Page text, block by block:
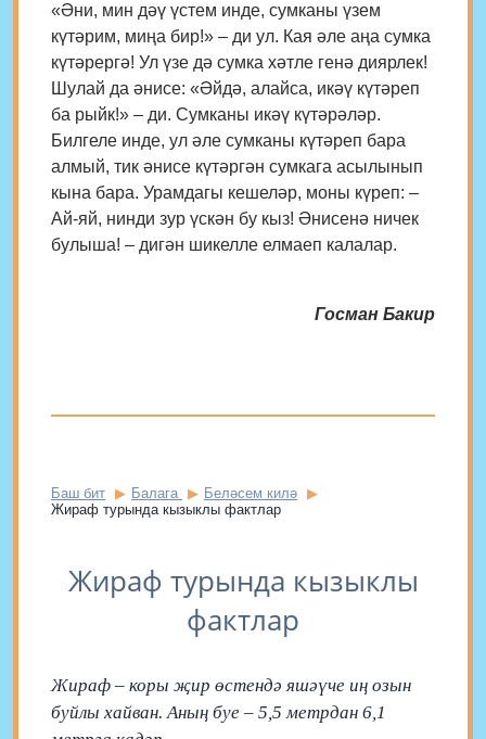
«Әни, мин дәү үстем инде, сумканы үзем
күтәрим, миңа бир!» – ди ул. Кая әле аңа сумка
күтәрергә! Ул үзе дә сумка хәтле генә диярлек!
Шулай да әнисе: «Әйдә, алайса, икәү күтәреп
ба рыйк!» – ди. Сумканы икәү күтәрәләр.
Билгеле инде, ул әле сумканы күтәреп бара
алмый, тик әнисе күтәргән сумкага асылынып
кына бара. Урамдагы кешеләр, моны күреп: –
Ай-яй, нинди зур үскән бу кыз! Әнисенә ничек
булыша! – дигән шикелле елмаеп калалар.
Госман Бакир
Баш бит Балага
Беләсем килә
Жираф турында кызыклы фактлар
Жираф турында кызыклы
фактлар
Жираф – коры җир өстендә яшәүче иң озын
буйлы хайван. Аның буе – 5,5 метрдан 6,1